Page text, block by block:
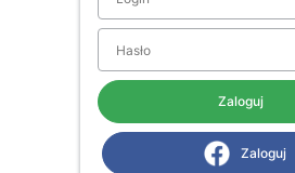
Zaloguj
Zaloguj